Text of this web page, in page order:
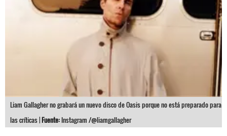
Liam Gallagher no grabará un nuevo disco de Oasis porque no está preparado para
las críticas |Fuente: Instagram /@liamgallagher